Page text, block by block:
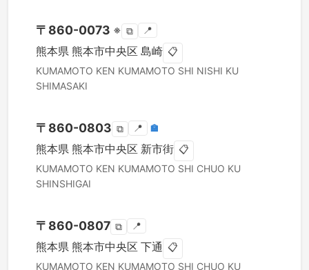
〒 860-0073 ※ ⧉ 📍
熊本県 熊本市中央区 島崎 📋
KUMAMOTO KEN KUMAMOTO SHI NISHI KU
SHIMASAKI
〒 860-0803 ⧉ 📍 🏣
熊本県 熊本市中央区 新市街 📋
KUMAMOTO KEN KUMAMOTO SHI CHUO KU
SHINSHIGAI
〒 860-0807 ⧉ 📍
熊本県 熊本市中央区 下通 📋
KUMAMOTO KEN KUMAMOTO SHI CHUO KU